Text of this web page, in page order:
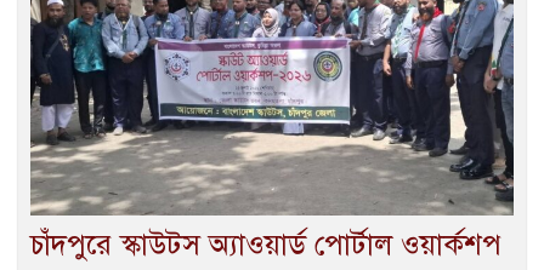
চাঁদপুরে স্কাউটস অ্যাওয়ার্ড পোর্টাল ওয়ার্কশপ